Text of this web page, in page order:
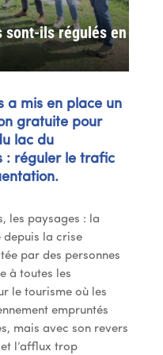
sont-ils régulés en
a mis en place un
gratuite pour
lac du
: réguler le trafic
les paysages : la
depuis la crise
par des personnes
à toutes les
le tourisme où les
empruntés
mais avec son revers
l’afflux trop